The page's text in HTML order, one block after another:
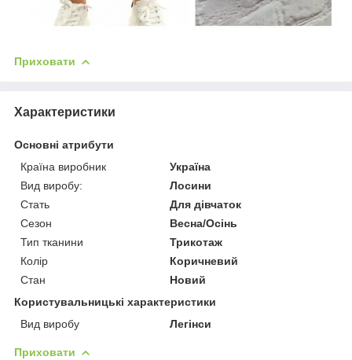
Приховати
Характеристики
Основні атрибути
Країна виробник
Україна
Вид виробу:
Лосини
Стать
Для дівчаток
Сезон
Весна/Осінь
Тип тканини
Трикотаж
Колір
Коричневий
Стан
Новий
Користувальницькі характеристики
Вид виробу
Легінси
Приховати